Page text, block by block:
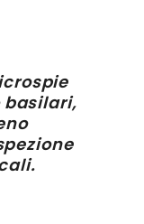
basilari,